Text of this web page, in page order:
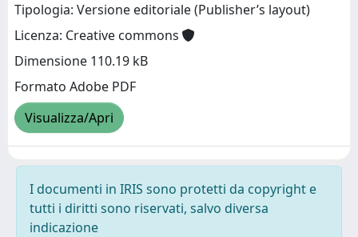
Tipologia: Versione editoriale (Publisher’s layout)
Licenza: Creative commons
Dimensione 110.19 kB
Formato Adobe PDF
Visualizza/Apri
I documenti in IRIS sono protetti da copyright e
tutti i diritti sono riservati, salvo diversa
indicazione